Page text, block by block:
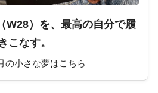
W28）を、最高の自分で履
こなす。
の小さな夢はこちら